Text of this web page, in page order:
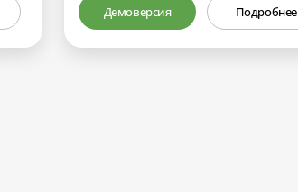
Демоверсия Подробнее